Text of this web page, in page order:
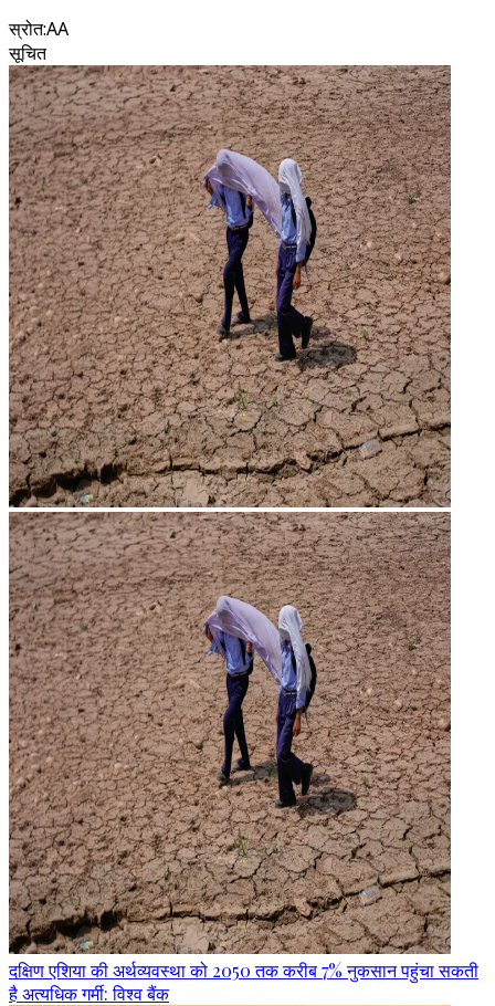
स्रोत:AA
सूचित
दक्षिण एशिया की अर्थव्यवस्था को 2050 तक करीब 7% नुकसान पहुंचा सकती
है अत्यधिक गर्मी: विश्व बैंक